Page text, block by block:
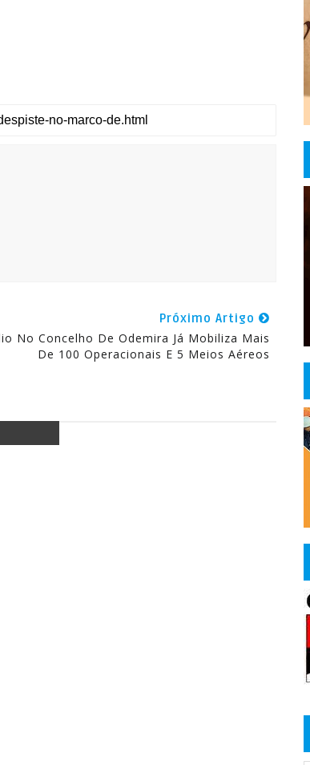
Próximo Artigo
No Concelho De Odemira Já Mobiliza Mais
De 100 Operacionais E 5 Meios Aéreos